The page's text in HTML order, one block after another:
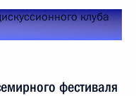
фестиваля